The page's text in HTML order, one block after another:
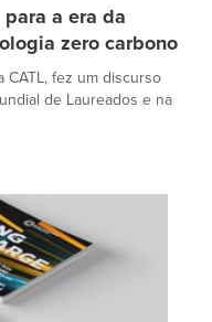
a era da
zero carbono
CATL, fez um discurso
de Laureados e na